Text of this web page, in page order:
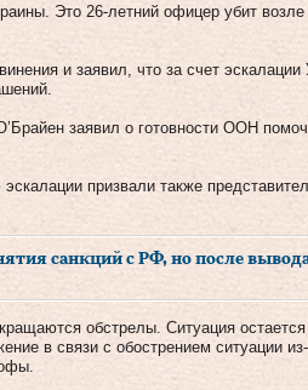
Это 26-летний офицер убит возле
и заявил, что за счет эскалации
заявил о готовности ООН
призвали также
санкций с РФ, но после
обстрелы. Ситуация остается
в связи с обострением ситуации